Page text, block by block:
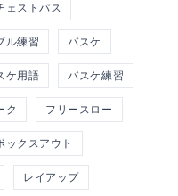
ェストパス
ル練習 バスケ
ケ用語 バスケ練習
ク フリースロー
ックスアウト
レイアップ